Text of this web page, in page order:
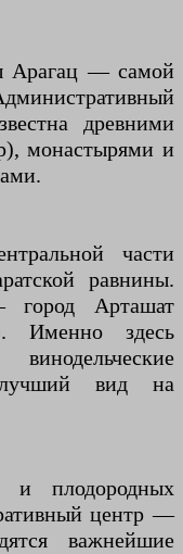
Арагац — самой
древними
монастырями и
части
равнины.
город Арташат
Именно здесь
лучший вид на
плодородных
центр —
важнейшие